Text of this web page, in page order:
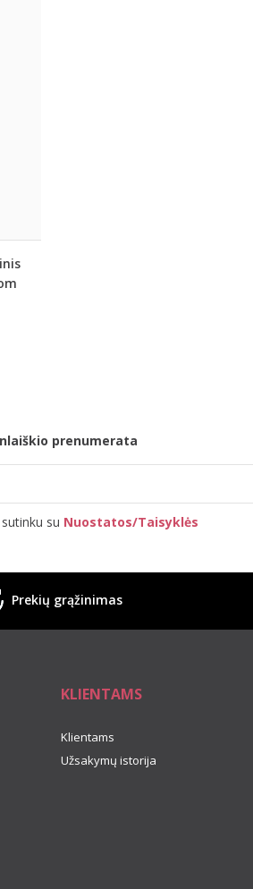
prenumerata
su Nuostatos/Taisyklės
Prekių grąžinimas
KLIENTAMS
Klientams
Užsakymų istorija